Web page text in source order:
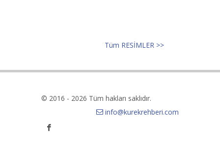
Tüm RESİMLER >>
© 2016 - 2026 Tüm hakları saklıdır.
info@kurekrehberi.com